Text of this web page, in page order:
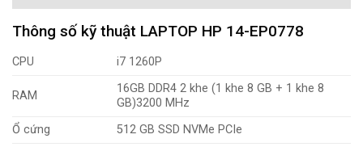
Thông số kỹ thuật LAPTOP HP 14-EP0778
CPU i7 1260P
RAM
16GB DDR4 2 khe (1 khe 8 GB + 1 khe 8
GB)3200 MHz
Ổ cứng
512 GB SSD NVMe PCIe